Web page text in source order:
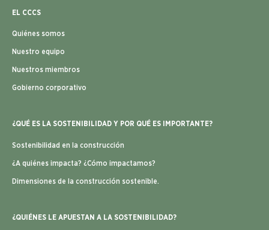
EL CCCS
Quiénes somos
Nuestro equipo
Nuestros miembros
Gobierno corporativo
¿QUÉ ES LA SOSTENIBILIDAD Y POR QUÉ ES IMPORTANTE?
Sostenibilidad en la construcción
¿A quiénes impacta? ¿Cómo impactamos?
Dimensiones de la construcción sostenible.
¿QUIÉNES LE APUESTAN A LA SOSTENIBILIDAD?